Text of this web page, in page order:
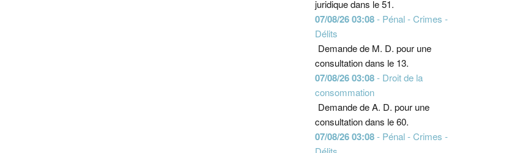
juridique dans le 51.
07/08/26 03:08- Pénal - Crimes -
Délits
Demande de M. D. pour une
consultation dans le 13.
07/08/26 03:08- Droit de la
consommation
Demande de A. D. pour une
consultation dans le 60.
07/08/26 03:08- Pénal - Crimes -